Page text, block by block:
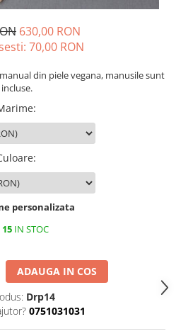
630,00 RON
70,00 RON
din piele vegana, manusile sunt
incluse.
:
:
personalizata
15IN STOC
ADAUGA IN COS
Drp14
0751031031